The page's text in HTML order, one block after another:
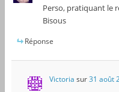
Perso, pratiquant le
Bisous
Réponse
Victoria sur31 août